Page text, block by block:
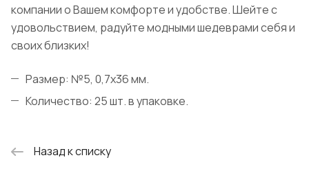
компании о Вашем комфорте и удобстве. Шейте с
удовольствием, радуйте модными шедеврами себя и
своих близких!
Размер: №5, 0,7х36 мм.
Количество: 25 шт. в упаковке.
Назад к списку